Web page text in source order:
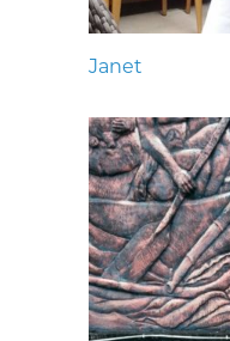
Janet